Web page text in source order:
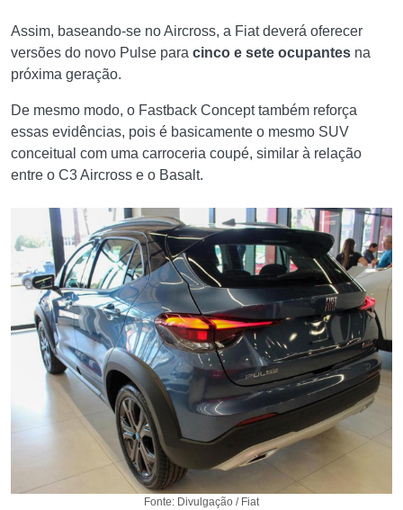
Assim, baseando-se no Aircross, a Fiat deverá oferecer
versões do novo Pulse para cinco e sete ocupantes na
próxima geração.
De mesmo modo, o Fastback Concept também reforça
essas evidências, pois é basicamente o mesmo SUV
conceitual com uma carroceria coupé, similar à relação
entre o C3 Aircross e o Basalt.
Fonte: Divulgação / Fiat